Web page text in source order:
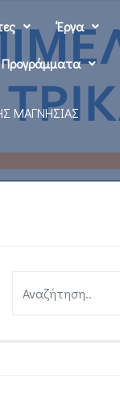
‘Εργα
Προγράμματα
ΜΑΓΝΗΣΙΑΣ